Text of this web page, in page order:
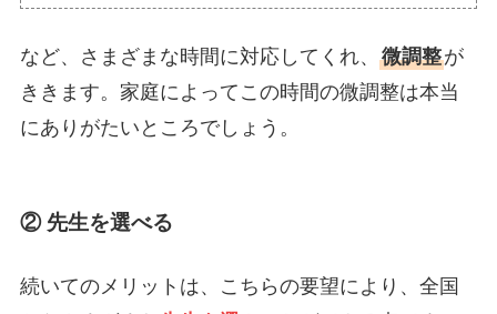
など、さまざまな時間に対応してくれ、 微調整が
ききます。家庭によってこの時間の微調整は本当
にありがたいところでしょう。
② 先生を選べる
続いてのメリットは、こちらの要望により、全国